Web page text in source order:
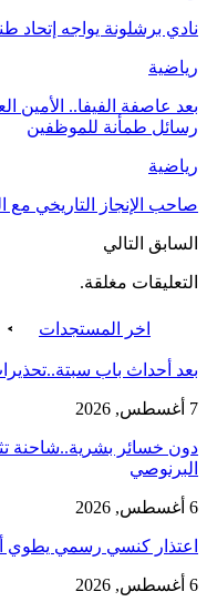
نادي برشلونة يواجه إتحاد
رياضية
بعد عاصفة الفيفا..
رسائل طمأنة للموظفين
رياضية
صاحب الإنجاز التاريخي
السابق التالي
التعليقات مغلقة.
اخر المستجدات
بعد أحداث باب
7 أغسطس, 2026
دون خسائر
البرنوصي
6 أغسطس, 2026
اعتذار كنسي رسمي يطوي
6 أغسطس, 2026